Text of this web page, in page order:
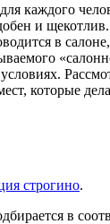
каждого
и
в
которые
строгино.
в